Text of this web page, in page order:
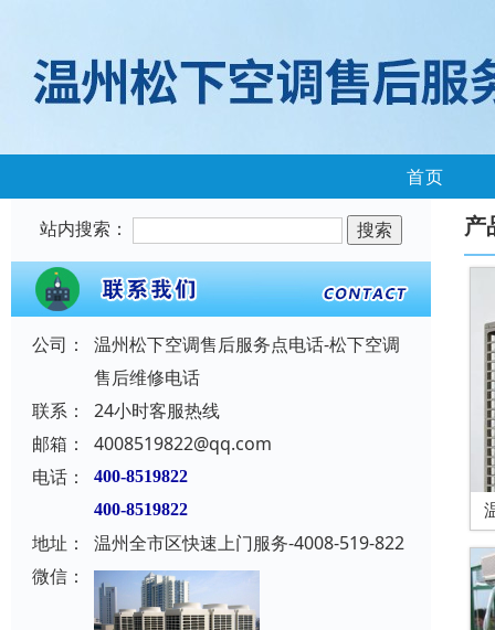
首页
站内搜索：
公司：
温州松下空调售后服务点电话-松下空调
售后维修电话
联系：
24小时客服热线
邮箱：
4008519822@qq.com
电话：
400-8519822
400-8519822
地址：
温州全市区快速上门服务-4008-519-822
微信：
产